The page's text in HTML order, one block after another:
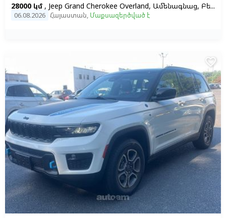
28000 կմ , Jeep Grand Cherokee Overland, Ամենագնաց, Բենզին, Ավտոմատ, Ձախ,
06.08.2026 Հայաստան, Մաքսազերծված է
favorite_border